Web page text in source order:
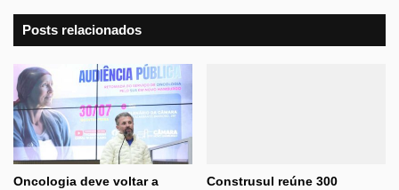
Posts relacionados
Oncologia deve voltar a
Construsul reúne 300